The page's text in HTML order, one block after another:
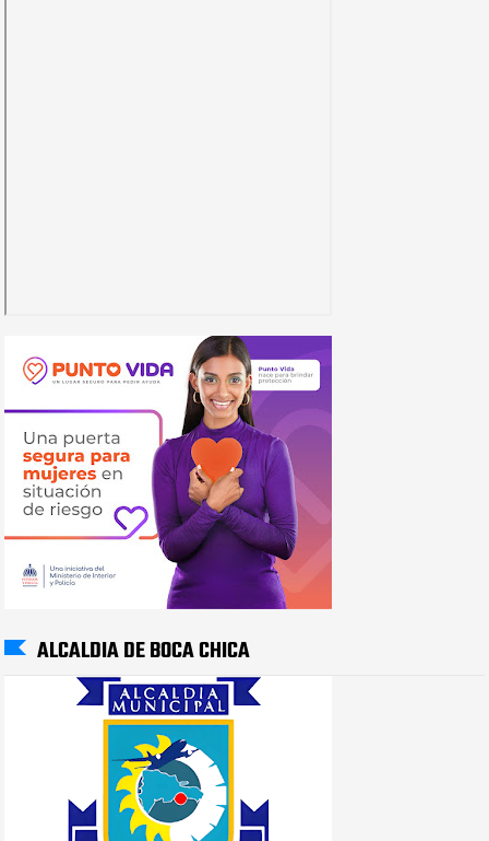
ALCALDIA DE BOCA CHICA